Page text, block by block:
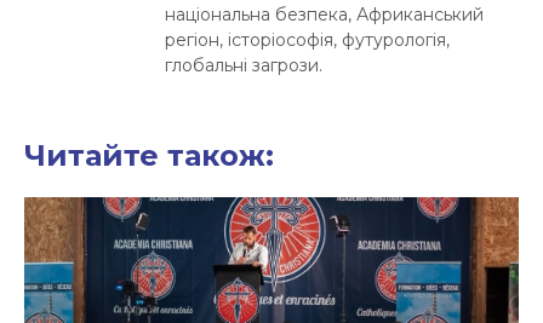
національна безпека, Африканський
регіон, історіософія, футурологія,
глобальні загрози.
Читайте також: